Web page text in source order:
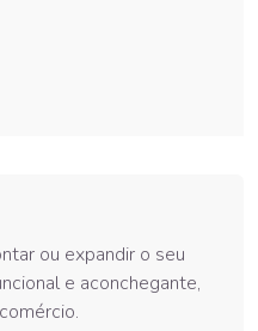
ou expandir o seu
e aconchegante,